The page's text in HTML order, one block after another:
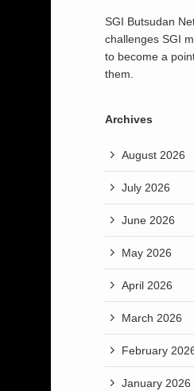
SGI Butsudan
challenges SGI
to become a
them.
Archives
August 2026
July 2026
June 2026
May 2026
April 2026
March 2026
February
January 2026